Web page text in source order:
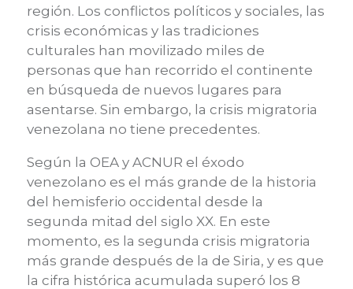
región. Los conflictos políticos y sociales, las
crisis económicas y las tradiciones
culturales han movilizado miles de
personas que han recorrido el continente
en búsqueda de nuevos lugares para
asentarse. Sin embargo, la crisis migratoria
venezolana no tiene precedentes.
Según la OEA y ACNUR el éxodo
venezolano es el más grande de la historia
del hemisferio occidental desde la
segunda mitad del siglo XX. En este
momento, es la segunda crisis migratoria
más grande después de la de Siria, y es que
la cifra histórica acumulada superó los 8